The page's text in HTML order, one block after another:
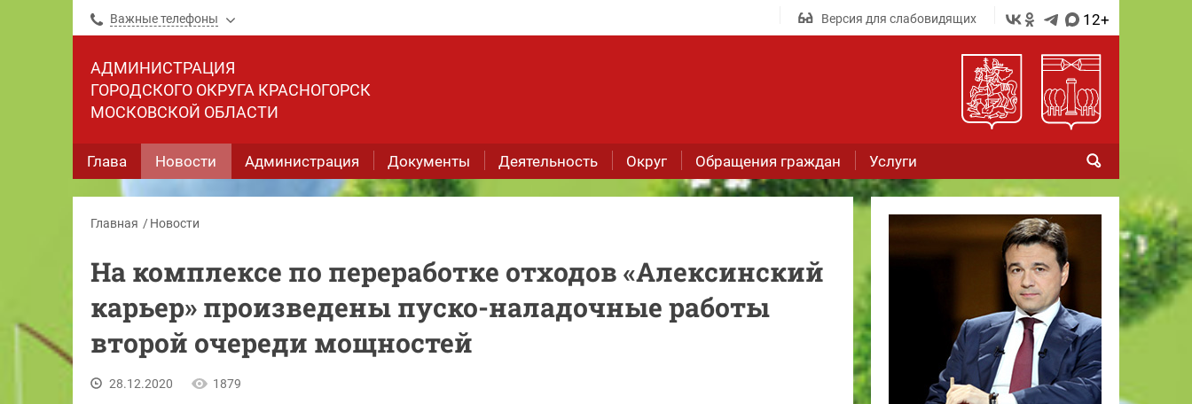
Важные телефоны Версия для слабовидящих 12+
АДМИНИСТРАЦИЯ
ГОРОДСКОГО ОКРУГА КРАСНОГОРСК
МОСКОВСКОЙ ОБЛАСТИ
Глава Новости Администрация Документы Деятельность Округ Обращения граждан Услуги
Главная Новости
На комплексе по переработке отходов «Алексинский
карьер» произведены пуско-наладочные работы
второй очереди мощностей
28.12.2020 1879